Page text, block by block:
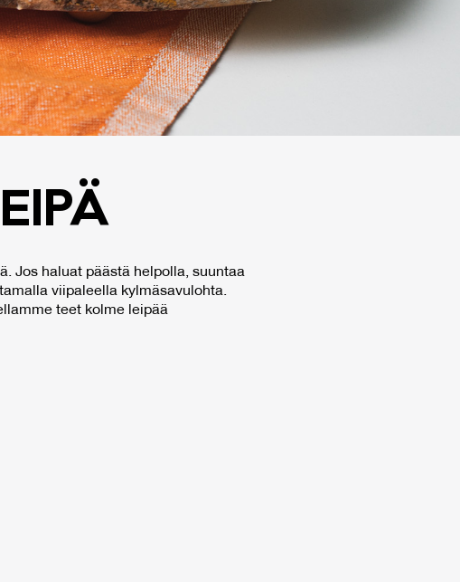
Jos haluat päästä helpolla, suuntaa
viipaleella kylmäsavulohta.
teet kolme leipää